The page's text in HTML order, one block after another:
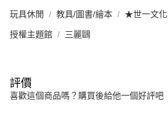
玩具休閒 教具/圖書/繪本 ★世一文化
授權主題館 三麗鷗
評價
喜歡這個商品嗎？購買後給他一個好評吧